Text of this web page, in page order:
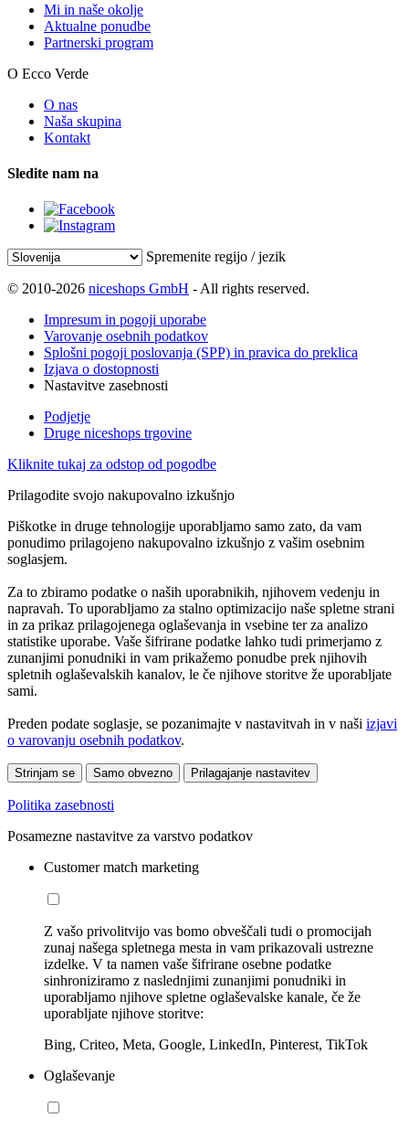
Mi in naše okolje
Aktualne ponudbe
Partnerski program
O Ecco Verde
O nas
Naša skupina
Kontakt
Sledite nam na
Spremenite regijo / jezik
© 2010-2026 niceshops GmbH - All rights reserved.
Impresum in pogoji uporabe
Varovanje osebnih podatkov
Splošni pogoji poslovanja (SPP) in pravica do preklica
Izjava o dostopnosti
Nastavitve zasebnosti
Podjetje
Druge niceshops trgovine
Kliknite tukaj za odstop od pogodbe
Prilagodite svojo nakupovalno izkušnjo
Piškotke in druge tehnologije uporabljamo samo zato, da vam
ponudimo prilagojeno nakupovalno izkušnjo z vašim osebnim
soglasjem.
Za to zbiramo podatke o naših uporabnikih, njihovem vedenju in
napravah. To uporabljamo za stalno optimizacijo naše spletne strani
in za prikaz prilagojenega oglaševanja in vsebine ter za analizo
statistike uporabe. Vaše šifrirane podatke lahko tudi primerjamo z
zunanjimi ponudniki in vam prikažemo ponudbe prek njihovih
spletnih oglaševalskih kanalov, le če njihove storitve že uporabljate
sami.
Preden podate soglasje, se pozanimajte v nastavitvah in v naši izjavi
o varovanju osebnih podatkov.
Strinjam se Samo obvezno Prilagajanje nastavitev
Politika zasebnosti
Posamezne nastavitve za varstvo podatkov
Customer match marketing
Z vašo privolitvijo vas bomo obveščali tudi o promocijah
zunaj našega spletnega mesta in vam prikazovali ustrezne
izdelke. V ta namen vaše šifrirane osebne podatke
sinhroniziramo z naslednjimi zunanjimi ponudniki in
uporabljamo njihove spletne oglaševalske kanale, če že
uporabljate njihove storitve:
Bing, Criteo, Meta, Google, LinkedIn, Pinterest, TikTok
Oglaševanje